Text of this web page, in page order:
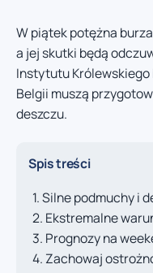
W piątek potężna
a jej skutki będą
Instytutu
Belgii muszą
deszczu.
Spis treści
Silne podmuchy i
Ekstremalne
Prognozy na
Zachowaj